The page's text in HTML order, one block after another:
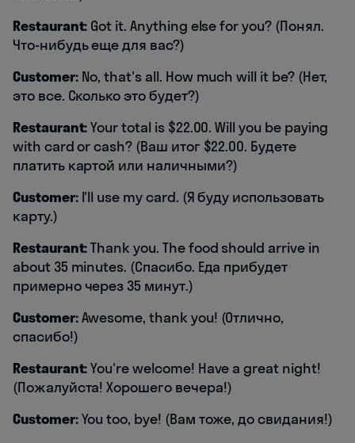
Restaurant: Got it. Anything else for you? (Понял.
Что-нибудь еще для вас?)
Customer:No, that's all. How much will it be? (Нет,
это все. Сколько это будет?)
Restaurant:Your total is $22.00. Will you be paying
with card or cash? (Ваш итог $22.00. Будете
платить картой или наличными?)
Customer:I'll use my card. (Я буду использовать
карту.)
Restaurant:Thank you. The food should arrive in
about 35 minutes. (Спасибо. Еда прибудет
примерно через 35 минут.)
Customer:Awesome, thank you! (Отлично,
спасибо!)
Restaurant:You're welcome! Have a great night!
(Пожалуйста! Хорошего вечера!)
Customer:You too, bye! (Вам тоже, до свидания!)